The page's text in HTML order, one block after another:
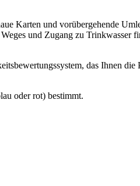
Karten und vorübergehende
und Zugang zu Trinkwasser
das Ihnen die
oder rot) bestimmt.